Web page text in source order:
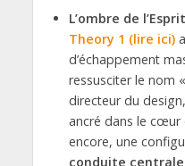
L’ombre de
Theory 1 (lire ici)
d’échappement
ressusciter le nom
directeur du
ancré dans le cœur
encore, une
conduite centrale